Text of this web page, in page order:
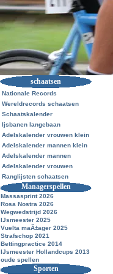
schaatsen
Nationale Records
Wereldrecords schaatsen
Schaatskalender
Ijsbanen langebaan
Adelskalender vrouwen klein
Adelskalender mannen klein
Adelskalender mannen
Adelskalender vrouwen
Ranglijsten schaatsen
Managerspellen
Massasprint 2026
Rosa Nostra 2026
Wegwedstrijd 2026
IJsmeester 2025
Vuelta maÃ±ager 2025
Strafschop 2021
Bettingpractice 2014
IJsmeester Hollandcups 2013
oude spellen
Sporten